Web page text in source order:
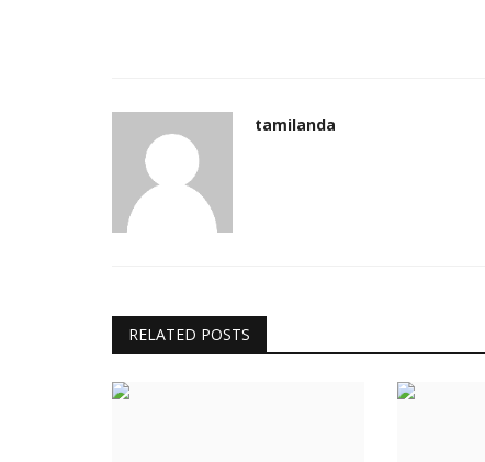
tamilanda
RELATED POSTS